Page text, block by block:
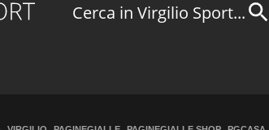
Cerca in Virgilio Sport...